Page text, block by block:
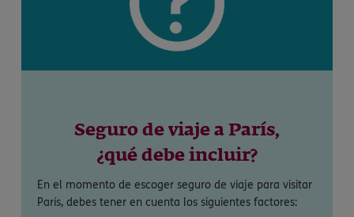
Seguro de viaje a París,
¿qué debe incluir?
En el momento de escoger seguro de viaje para visitar
París, debes tener en cuenta los siguientes factores: